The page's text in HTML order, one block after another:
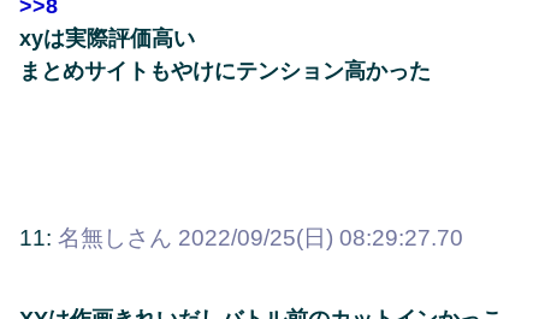
>>8
xyは実際評価高い
まとめサイトもやけにテンション高かった
11: 名無しさん 2022/09/25(日) 08:29:27.70